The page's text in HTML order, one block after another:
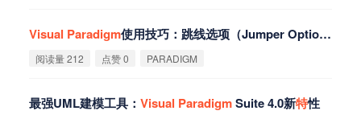
Visual Paradigm使用技巧：跳线选项（Jumper Options）的使用
阅读量 212 点赞 0 PARADIGM
最强UML建模工具： Visual ParadigmSuite 4.0新特性